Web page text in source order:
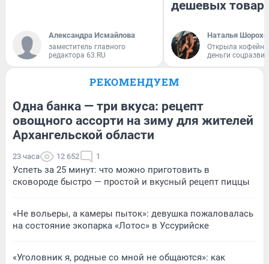
Александра Исмайлова
заместитель главного
редактора 63.RU
дешевых
Наталья
Открыла
деньги
РЕКОМЕНДУЕМ
Одна банка — три вкуса: рецепт
овощного ассорти на зиму для жителей
Архангельской области
23 часа 12 652 1
Успеть за 25 минут: что можно приготовить в
сковороде быстро — простой и вкусный рецепт пиццы
«Не вольеры, а камеры пыток»: девушка пожаловалась
на состояние экопарка «Лотос» в Уссурийске
«Уголовник я, родные со мной не общаются»: как